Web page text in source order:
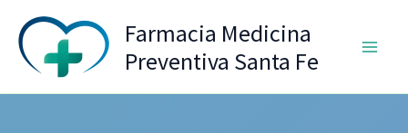
contenido
Farmacia Medicina
Preventiva Santa Fe